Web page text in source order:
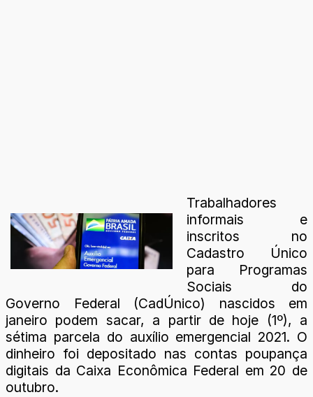
Trabalhadores
informais e
inscritos no
Cadastro Único
para Programas
Sociais do
Governo Federal (CadÚnico) nascidos em
janeiro podem sacar, a partir de hoje (1º), a
sétima parcela do auxílio emergencial 2021. O
dinheiro foi depositado nas contas poupança
digitais da Caixa Econômica Federal em 20 de
outubro.